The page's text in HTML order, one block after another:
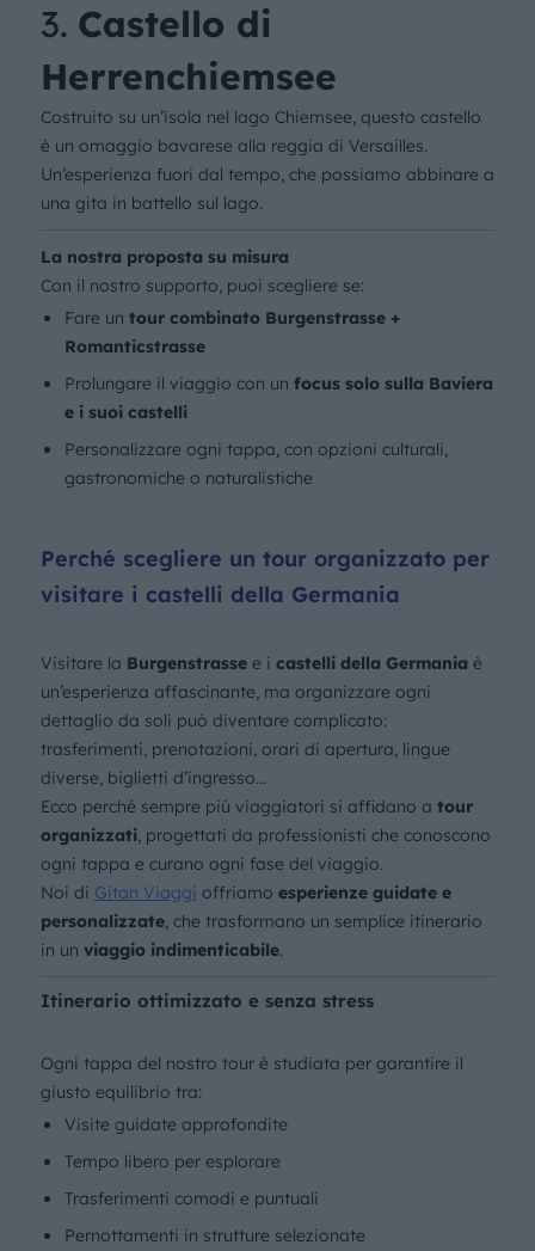
3. Castello di
Herrenchiemsee
Costruito su un’isola nel lago Chiemsee, questo castello
è un omaggio bavarese alla reggia di Versailles.
Un’esperienza fuori dal tempo, che possiamo abbinare a
una gita in battello sul lago.
La nostra proposta su misura
Con il nostro supporto, puoi scegliere se:
Fare un tour combinato Burgenstrasse +
Romanticstrasse
Prolungare il viaggio con un focus solo sulla Baviera
e i suoi castelli
Personalizzare ogni tappa, con opzioni culturali,
gastronomiche o naturalistiche
Perché scegliere un tour organizzato per
visitare i castelli della Germania
Visitare la Burgenstrassee i castelli della Germania è
un’esperienza affascinante, ma organizzare ogni
dettaglio da soli può diventare complicato:
trasferimenti, prenotazioni, orari di apertura, lingue
diverse, biglietti d’ingresso…
Ecco perché sempre più viaggiatori si affidano a tour
organizzati, progettati da professionisti che conoscono
ogni tappa e curano ogni fase del viaggio.
Noi di Gitan Viaggi offriamo esperienze guidate e
personalizzate, che trasformano un semplice itinerario
in un viaggio indimenticabile.
Itinerario ottimizzato e senza stress
Ogni tappa del nostro tour è studiata per garantire il
giusto equilibrio tra:
Visite guidate approfondite
Tempo libero per esplorare
Trasferimenti comodi e puntuali
Pernottamenti in strutture selezionate